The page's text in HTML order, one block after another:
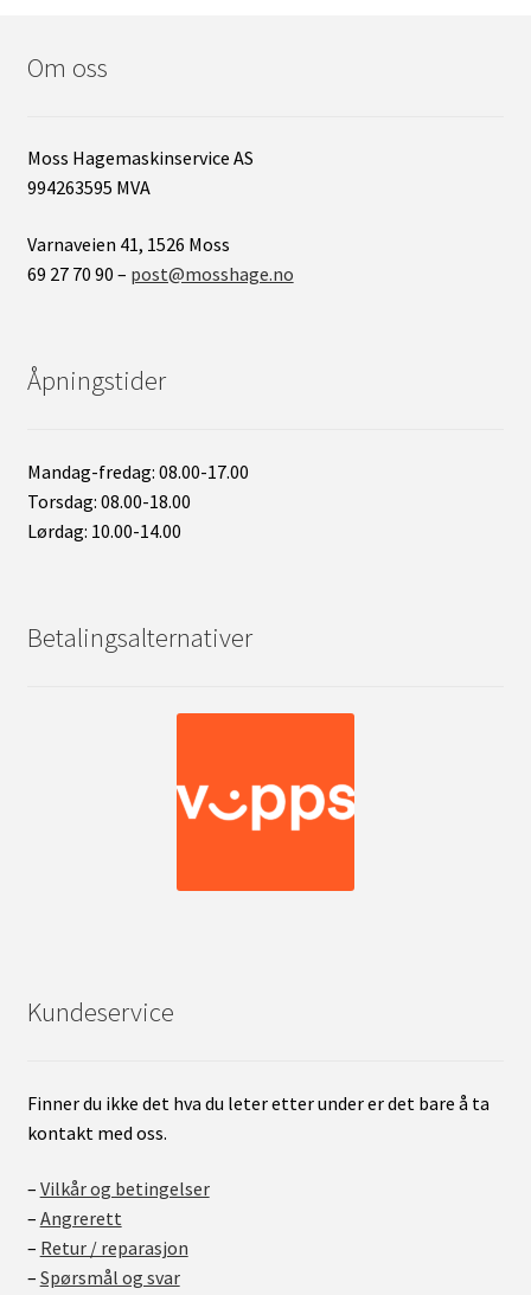
Om oss
Moss Hagemaskinservice AS
994263595 MVA
Varnaveien 41, 1526 Moss
69 27 70 90 – post@mosshage.no
Åpningstider
Mandag-fredag: 08.00-17.00
Torsdag: 08.00-18.00
Lørdag: 10.00-14.00
Betalingsalternativer
Kundeservice
Finner du ikke det hva du leter etter under er det bare å ta
kontakt med oss.
– Vilkår og betingelser
– Angrerett
– Retur / reparasjon
– Spørsmål og svar